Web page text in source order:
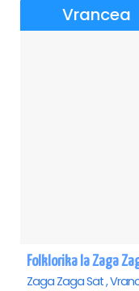
Vrancea
Zaga Zaga Sat ,